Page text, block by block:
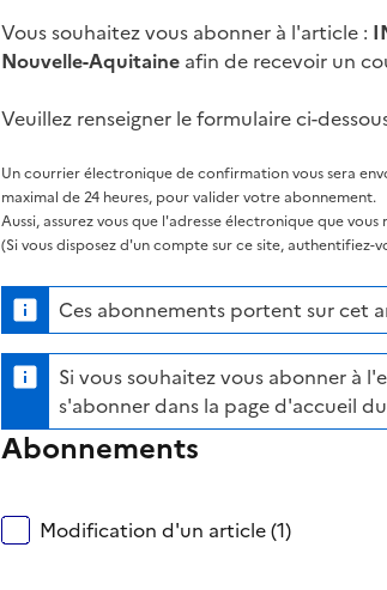
Vous souhaitez vous abonner à l'article :
Nouvelle-Aquitaine afin de recevoir un
Veuillez renseigner le formulaire ci-
Un courrier électronique de confirmation vous sera
maximal de 24 heures, pour valider votre abonnement.
Aussi, assurez vous que l'adresse électronique que vous
(Si vous disposez d'un compte sur ce site,
Ces abonnements portent sur cet
Si vous souhaitez vous abonner à
s'abonner dans la page d'accueil
Abonnements
Modification d'un article (1)